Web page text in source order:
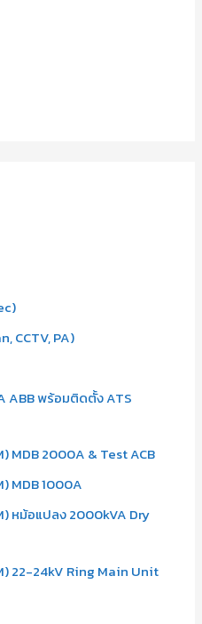
CCTV, PA)
ABB พร้อมติดตั้ง ATS
MDB 2000A & Test ACB
MDB 1000A
หม้อแปลง 2000kVA Dry
22-24kV Ring Main Unit